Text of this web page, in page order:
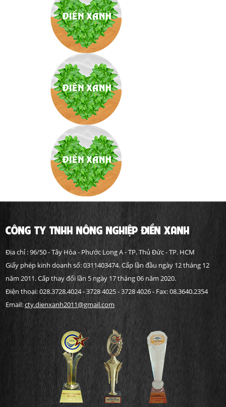
CÔNG TY TNHH NÔNG NGHIỆP ĐIỀN XANH
Địa chỉ : 96/50 - Tây Hòa - Phước Long A - TP. Thủ Đức - TP. HCM
Giấy phép kinh doanh số: 0311403474. Cấp lần đầu ngày 12 tháng 12
năm 2011. Cấp thay đổi lần 5 ngày 17 tháng 06 năm 2020.
Điện thoại: 028.3728.4024 - 3728 4025 - 3728 4026 - Fax: 08.3640.2354
Email:cty.dienxanh2011@gmail.com